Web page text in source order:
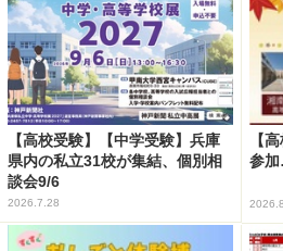
【高校受験】【中学受験】兵庫
県内の私立31校が集結、個別相
談会9/6
2026.7.28
【
参